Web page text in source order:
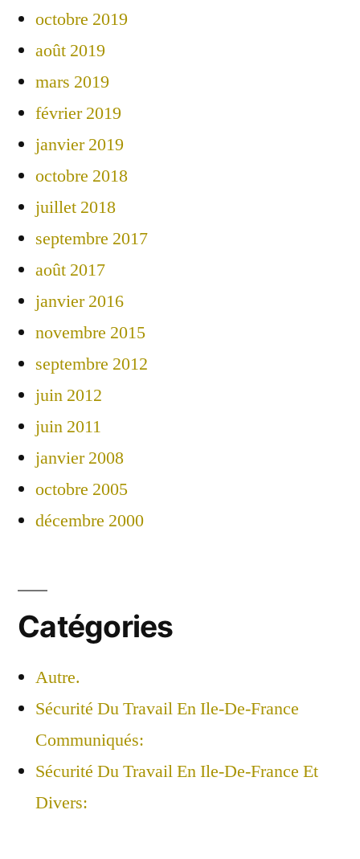
octobre 2019
août 2019
mars 2019
février 2019
janvier 2019
octobre 2018
juillet 2018
septembre 2017
août 2017
janvier 2016
novembre 2015
septembre 2012
juin 2012
juin 2011
janvier 2008
octobre 2005
décembre 2000
Catégories
Autre.
Sécurité Du Travail En Ile-De-France
Communiqués:
Sécurité Du Travail En Ile-De-France Et
Divers: